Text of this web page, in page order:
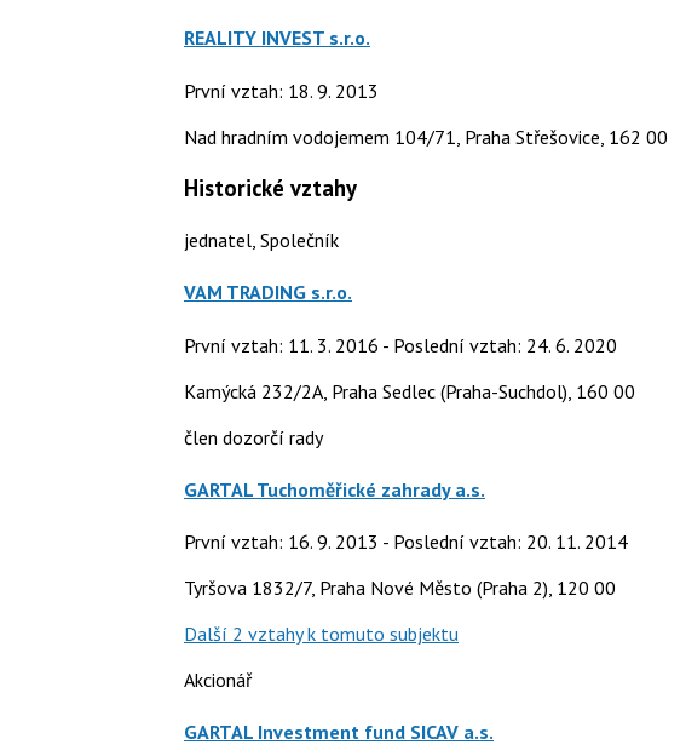
REALITY INVEST s.r.o.
První vztah: 18. 9. 2013
Nad hradním vodojemem 104/71, Praha Střešovice, 162 00
Historické vztahy
jednatel, Společník
VAM TRADING s.r.o.
První vztah: 11. 3. 2016 - Poslední vztah: 24. 6. 2020
Kamýcká 232/2A, Praha Sedlec (Praha-Suchdol), 160 00
člen dozorčí rady
GARTAL Tuchoměřické zahrady a.s.
První vztah: 16. 9. 2013 - Poslední vztah: 20. 11. 2014
Tyršova 1832/7, Praha Nové Město (Praha 2), 120 00
Další 2 vztahy k tomuto subjektu
Akcionář
GARTAL Investment fund SICAV a.s.